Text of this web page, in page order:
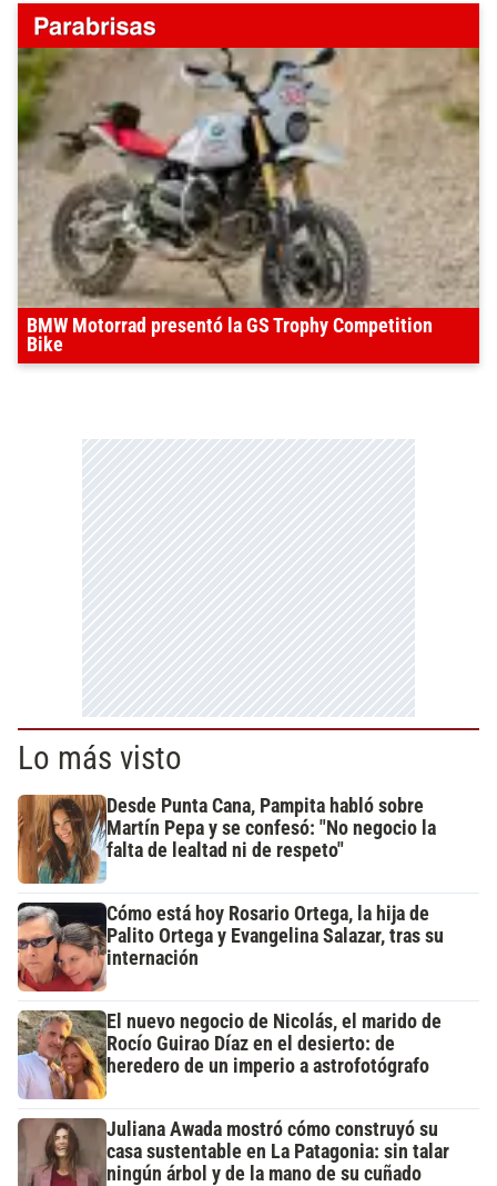
BMW Motorrad presentó la GS Trophy Competition
Bike
Lo más visto
Desde Punta Cana, Pampita habló sobre
Martín Pepa y se confesó: "No negocio la
falta de lealtad ni de respeto"
Cómo está hoy Rosario Ortega, la hija de
Palito Ortega y Evangelina Salazar, tras su
internación
El nuevo negocio de Nicolás, el marido de
Rocío Guirao Díaz en el desierto: de
heredero de un imperio a astrofotógrafo
Juliana Awada mostró cómo construyó su
casa sustentable en La Patagonia: sin talar
ningún árbol y de la mano de su cuñado